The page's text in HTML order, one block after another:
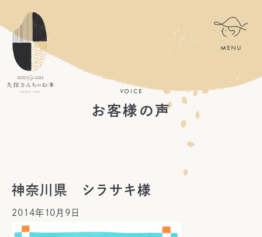
VOICE
お客様の声
神奈川県 シラサキ様
2014年10月9日